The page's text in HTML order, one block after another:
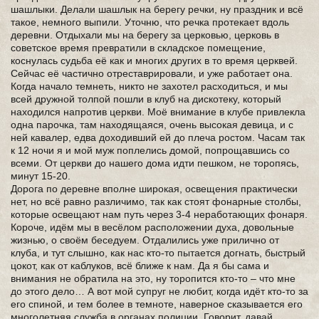
шашлыки. Делали шашлык на берегу речки, ну праздник и всё
такое, немного выпили. Уточню, что речка протекает вдоль
деревни. Отдыхали мы на берегу за церковью, церковь в
советское время превратили в складское помещение,
коснулась судьба её как и многих других в то время церквей.
Сейчас её частично отреставрировали, и уже работает она.
Когда начало темнеть, никто не захотел расходиться, и мы
всей дружной толпой пошли в клуб на дискотеку, который
находился напротив церкви. Моё внимание в клубе привлекла
одна парочка, там находящаяся, очень высокая девица, и с
ней кавалер, едва доходивший ей до плеча ростом. Часам так
к 12 ночи я и мой муж поплелись домой, попрощавшись со
всеми. От церкви до нашего дома идти пешком, не торопясь,
минут 15-20.
Дорога по деревне вполне широкая, освещения практически
нет, но всё равно различимо, так как стоят фонарные столбы,
которые освещают нам путь через 3-4 неработающих фонаря.
Короче, идём мы в весёлом расположении духа, довольные
жизнью, о своём беседуем. Отдалились уже прилично от
клуба, и тут слышно, как нас кто-то пытается догнать, быстрый
цокот, как от каблуков, всё ближе к нам. Да я бы сама и
внимания не обратила на это, ну торопится кто-то – что мне
до этого дело… А вот мой супруг не любит, когда идёт кто-то за
его спиной, и тем более в темноте, наверное сказывается его